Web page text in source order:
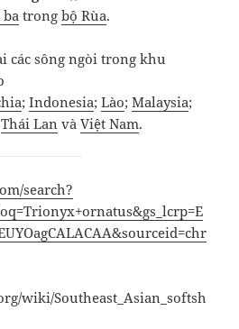
trongbộ Rùa.
các sông ngòi trong khu
;Indonesia;Lào;Malaysia;
Thái Lan vàViệt Nam.
search?
wiki/Southeast_Asian_softsh